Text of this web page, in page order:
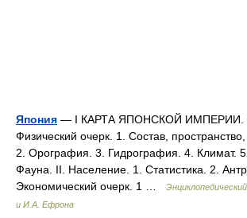
Япония — I КАРТА ЯПОНСКОЙ ИМПЕРИИ.
Физический очерк. 1. Состав,
2. Орография. 3. Гидрография. 4. Климат. 5.
Фауна. II. Население. 1. Статистика. 2.
Экономический очерк. 1 …
и И.А. Ефрона